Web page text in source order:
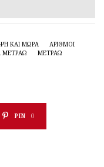
ΚΑΙ ΜΩΡΆ
ΑΡΙΘΜΟΙ
ΜΕΤΡΆΩ
ΜΕΤΡΆΩ
PIN 0